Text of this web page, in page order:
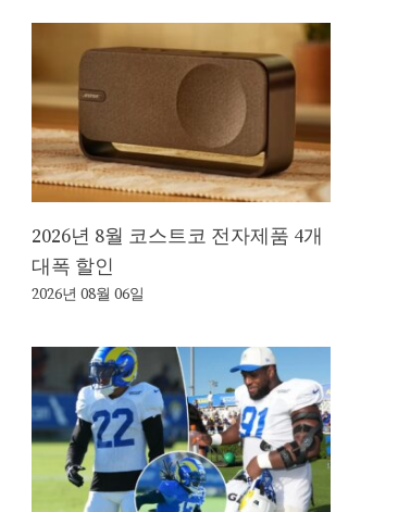
2026년 8월 코스트코 전자제품 4개
대폭 할인
2026년 08월 06일